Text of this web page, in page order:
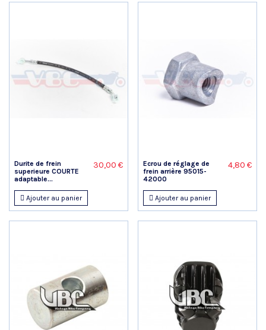
Durite de frein
superieure COURTE
adaptable...
30,00 €
Ajouter au panier
Ecrou de réglage de
frein arrière 95015-
42000
4,80 €
Ajouter au panier